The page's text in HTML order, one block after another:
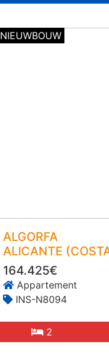
NIEUWBOUW
ALGORFA
ALICANTE
164.425€
Appartement
INS-N8094
2